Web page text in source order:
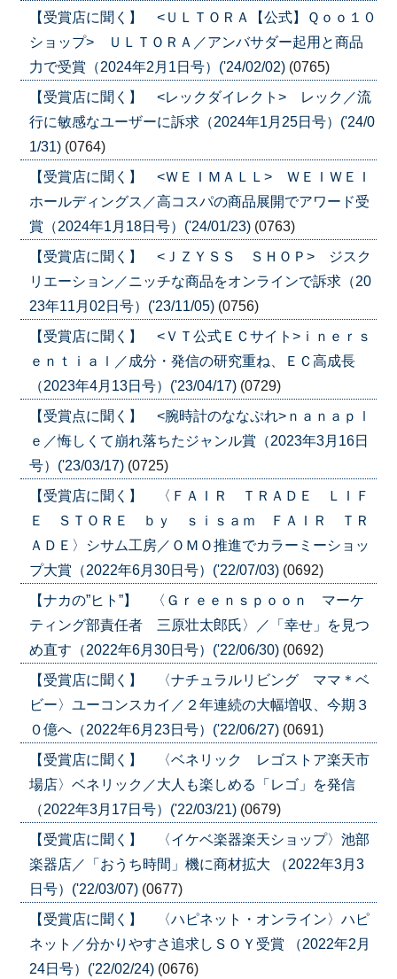
【受賞店に聞く】 <ＵＬＴＯＲＡ【公式】Ｑｏｏ１０
ショップ> ＵＬＴＯＲＡ／アンバサダー起用と商品
力で受賞（2024年2月1日号）('24/02/02) (0765)
【受賞店に聞く】 <レックダイレクト> レック／流
行に敏感なユーザーに訴求（2024年1月25日号）('24/0
1/31) (0764)
【受賞店に聞く】 <ＷＥＩＭＡＬＬ> ＷＥＩＷＥＩ
ホールディングス／高コスパの商品展開でアワード受
賞（2024年1月18日号）('24/01/23) (0763)
【受賞店に聞く】 <ＪＺＹＳＳ ＳＨＯＰ> ジスク
リエーション／ニッチな商品をオンラインで訴求（20
23年11月02日号）('23/11/05) (0756)
【受賞店に聞く】 <ＶＴ公式ＥＣサイト>ｉｎｅｒｓ
ｅｎｔｉａｌ／成分・発信の研究重ね、ＥＣ高成長
（2023年4月13日号）('23/04/17) (0729)
【受賞点に聞く】 <腕時計のななぷれ>ｎａｎａｐｌ
ｅ／悔しくて崩れ落ちたジャンル賞（2023年3月16日
号）('23/03/17) (0725)
【受賞店に聞く】 〈ＦＡＩＲ ＴＲＡＤＥ ＬＩＦ
Ｅ ＳＴＯＲＥ ｂｙ ｓｉｓａｍ ＦＡＩＲ ＴＲ
ＡＤＥ〉シサム工房／ＯＭＯ推進でカラーミーショッ
プ大賞（2022年6月30日号）('22/07/03) (0692)
【ナカの”ヒト”】 〈Ｇｒｅｅｎｓｐｏｏｎ マーケ
ティング部責任者 三原壮太郎氏〉／「幸せ」を見つ
め直す（2022年6月30日号）('22/06/30) (0692)
【受賞店に聞く】 〈ナチュラルリビング ママ＊ベ
ビー〉ユーコンスカイ／２年連続の大幅増収、今期３
０億へ（2022年6月23日号）('22/06/27) (0691)
【受賞店に聞く】 〈ベネリック レゴストア楽天市
場店〉ベネリック／大人も楽しめる「レゴ」を発信
（2022年3月17日号）('22/03/21) (0679)
【受賞店に聞く】 〈イケベ楽器楽天ショップ〉池部
楽器店／「おうち時間」機に商材拡大 （2022年3月3
日号）('22/03/07) (0677)
【受賞店に聞く】 〈ハピネット・オンライン〉ハピ
ネット／分かりやすさ追求しＳＯＹ受賞 （2022年2月
24日号）('22/02/24) (0676)